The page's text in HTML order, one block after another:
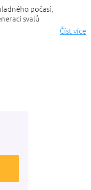
počasí,
svalů
Číst více